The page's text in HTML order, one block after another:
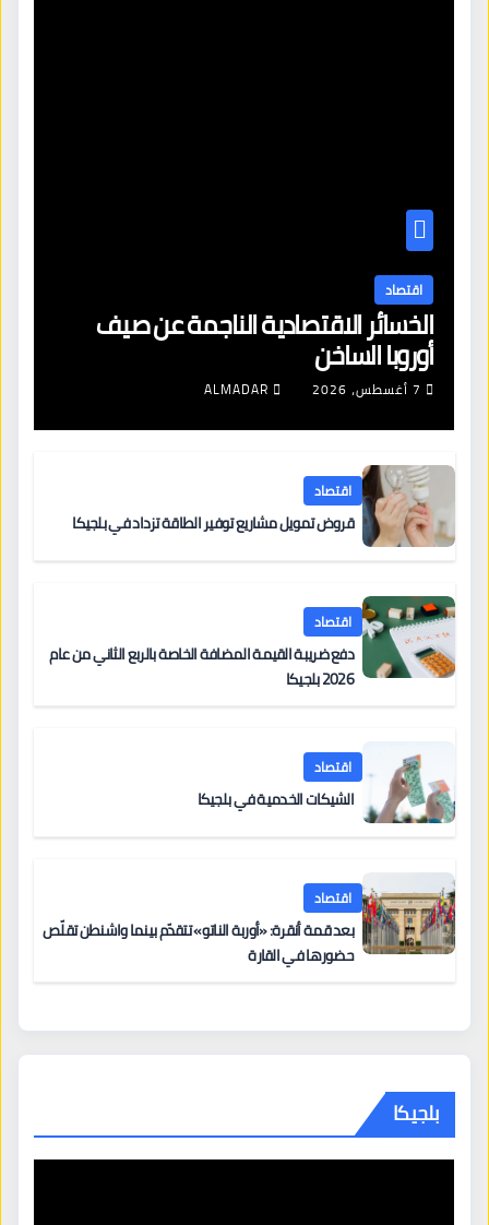
اقتصاد
الخسائر الاقتصادية الناجمة عن صيف
أوروبا الساخن
7 أغسطس، 2026 ALMADAR
اقتصاد
قروض تمويل مشاريع توفير الطاقة تزداد في بلجيكا
اقتصاد
دفع ضريبة القيمة المضافة الخاصة بالربع الثاني من عام
2026 بلجيكا
اقتصاد
الشيكات الخدمية في بلجيكا
اقتصاد
بعد قمة أنقرة: «أوربة الناتو» تتقدّم بينما واشنطن تقلّص
حضورها في القارة
بلجيكا